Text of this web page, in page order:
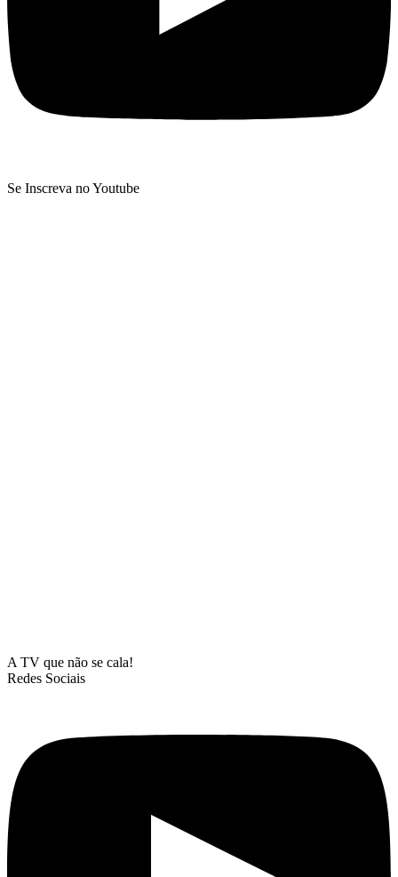
Se Inscreva no Youtube
A TV que não se cala!
Redes Sociais